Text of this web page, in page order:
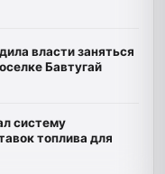
власти заняться
Бавтугай
систему
топлива для